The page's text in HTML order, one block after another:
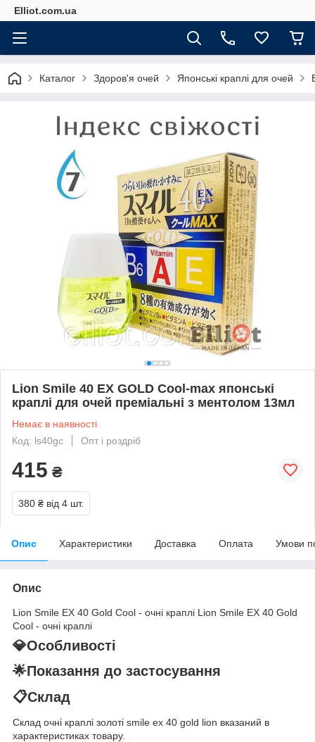
Elliot.com.ua
Каталог Здоров'я очей Японські краплі для очей
Lion Smile 40 EX GOLD Cool-max японські
краплі для очей преміальні з ментолом 13мл
Немає в наявності
Код: ls40gc
Опт і роздріб
415 ₴
380 ₴ від 4 шт.
Опис Характеристики Доставка Оплата Умови
Опис
Lion Smile EX 40 Gold Cool - очні краплі Lion Smile EX 40 Gold
Cool - очні краплі
💎Особливості
🌟Показання до застосування
📋Склад
Склад очні краплі золоті smile ex 40 gold lion вказаний в
характеристиках товару.